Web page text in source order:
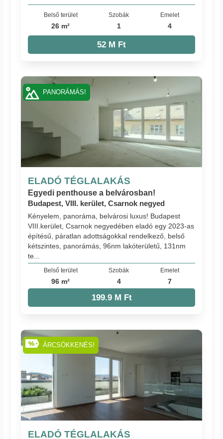
Belső terület
26 m²
Szobák
1
Emelet
4
52 M Ft
ELADÓ TÉGLALAKÁS
Egyedi penthouse a belvárosban!
Budapest, VIII. kerület, Csarnok negyed
Kényelem, panoráma, belvárosi luxus! Budapest
VIII.kerület, Csarnok negyedében eladó egy 2023-as
építésű, páratlan adottságokkal rendelkező, belső
kétszintes, panorámás, 96nm lakóterületű, 131nm
te...
Belső terület
96 m²
Szobák
4
Emelet
7
199.9 M Ft
PANORÁMÁS!
ELADÓ TÉGLALAKÁS
ÁRCSÖKKENÉS!